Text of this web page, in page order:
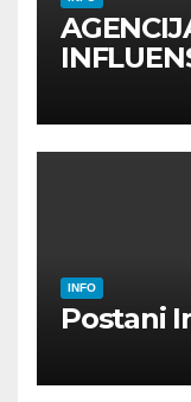
INFO
Postani